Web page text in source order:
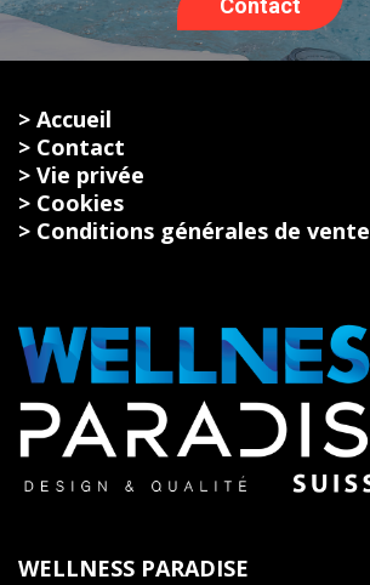
Contact
> Accueil
> Contact
> Vie privée
> Cookies
> Conditions générales de vente
WELLNESS PARADISE